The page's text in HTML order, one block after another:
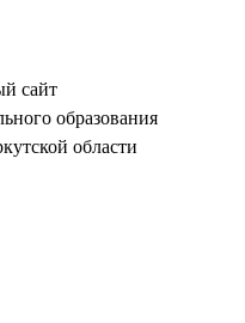
сайт
образования
области